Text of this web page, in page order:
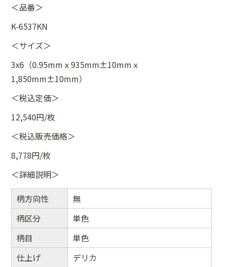
＜品番＞
K-6537KN
＜サイズ＞
3x6（0.95mmｘ935mm±10mmｘ
1,850mm±10mm）
＜税込定価＞
12,540円/枚
＜税込販売価格＞
8,778円/枚
＜詳細説明＞
柄方向性
無
柄区分
単色
柄目
単色
仕上げ
デリカ